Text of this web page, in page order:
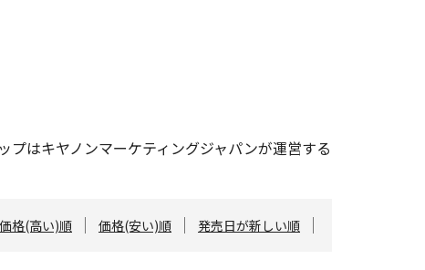
プはキヤノンマーケティングジャパンが運営する
価格(高い)順 価格(安い)順 発売日が新しい順